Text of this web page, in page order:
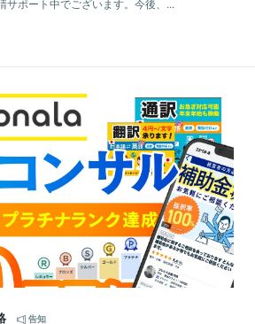
サポート中でございます。今後、...
告知